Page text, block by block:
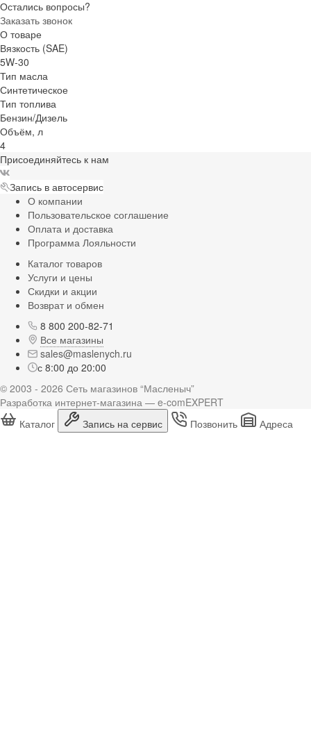
Остались вопросы?
Заказать звонок
О товаре
Вязкость (SAE)
5W-30
Тип масла
Синтетическое
Тип топлива
Бензин/Дизель
Объём, л
4
Присоединяйтесь к нам
Запись в автосервис
О компании
Пользовательское соглашение
Оплата и доставка
Программа Лояльности
Каталог товаров
Услуги и цены
Скидки и акции
Возврат и обмен
8 800 200-82-71
Все магазины
sales@maslenych.ru
с 8:00 до 20:00
© 2003 - 2026 Сеть магазинов “Масленыч”
Разработка интернет-магазина — e-comEXPERT
Каталог
Запись на сервис Позвонить Адреса